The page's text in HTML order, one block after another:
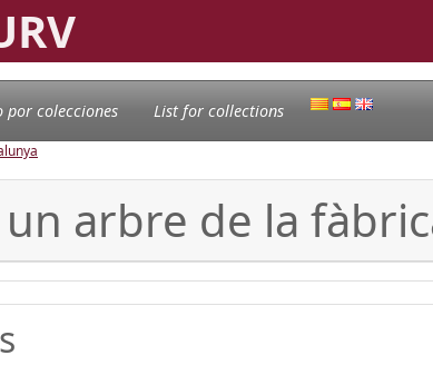
por colecciones List for collections
arbre de la